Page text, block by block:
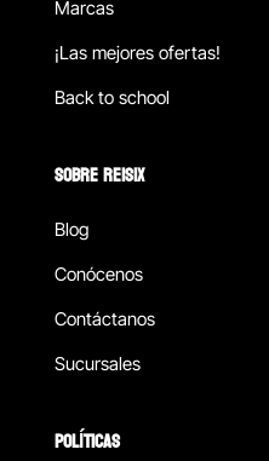
Marcas
¡Las mejores ofertas!
Back to school
SOBRE REISIX
Blog
Conócenos
Contáctanos
Sucursales
POLÍTICAS